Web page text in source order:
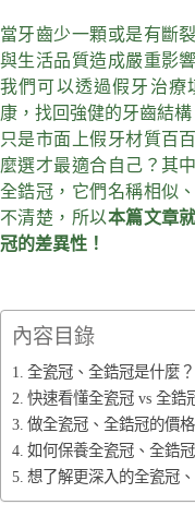
當牙齒少一顆或是有斷
與生活品質造成嚴重影
我們可以透過假牙治療
康，找回強健的牙齒結構
只是市面上假牙材質百
麼選才最適合自己？其
全鋯冠，它們名稱相似
不清楚，所以本篇文章
冠的差異性！
內容目錄
全瓷冠、全鋯冠是什麼？
快速看懂全瓷冠 vs 全鋯
做全瓷冠、全鋯冠的價
如何保養全瓷冠、全鋯冠
想了解更深入的全瓷冠